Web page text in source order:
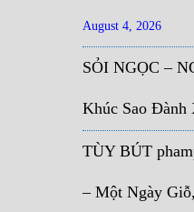
August 4, 2026
SỎI NGỌC –
Khúc Sao Đành
TÙY BÚT
– Một Ngày